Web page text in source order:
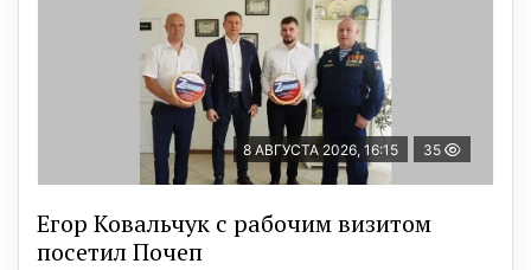
8 АВГУСТА 2026, 16:15 35
Егор Ковальчук с рабочим визитом
посетил Почеп